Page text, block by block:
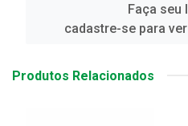
Faça seu
cadastre-se para
Produtos Relacionados